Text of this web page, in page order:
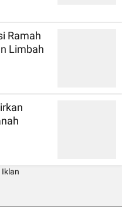
Ramah
Limbah